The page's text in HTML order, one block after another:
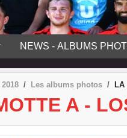
NEWS - ALBUMS
2018 Les albums photos LA
A -